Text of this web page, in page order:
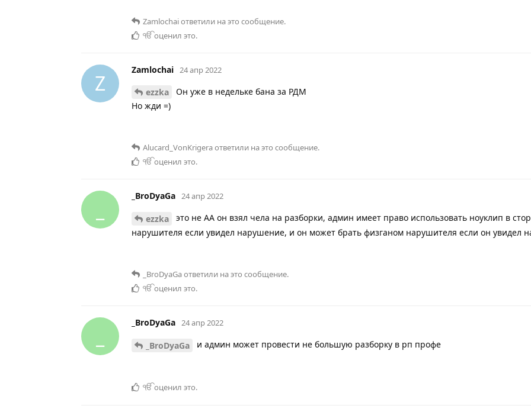
Zamlochaiответили на это сообщение.
ੴоценил это.
Z
Zamlochai 24 апр 2022
ezzka
Он уже в недельке бана за РДМ
Но жди =)
Alucard_VonKrigeraответили на это сообщение.
ੴоценил это.
_BroDyaGa 24 апр 2022
ezzka
это не АА он взял чела на разборки, админ имеет право использовать ноуклип в
нарушителя если увидел нарушение, и он может брать физганом нарушителя если он увидел
_BroDyaGaответили на это сообщение.
ੴоценил это.
_BroDyaGa 24 апр 2022
_BroDyaGa и админ может провести не большую разборку в рп профе
ੴоценил это.